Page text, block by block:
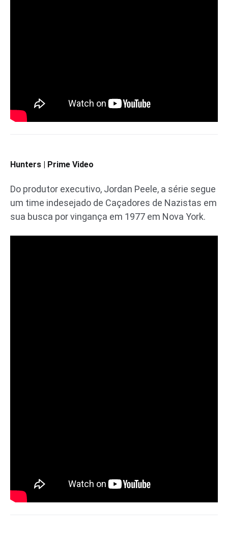
Hunters | Prime Video
Do produtor executivo, Jordan Peele, a série segue
um time indesejado de Caçadores de Nazistas em
sua busca por vingança em 1977 em Nova York.